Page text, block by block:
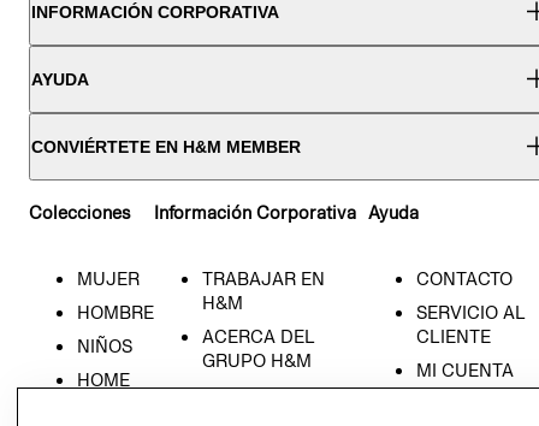
INFORMACIÓN CORPORATIVA
AYUDA
CONVIÉRTETE EN H&M MEMBER
Colecciones
MUJER
HOMBRE
NIÑOS
HOME
Información Corporativa
TRABAJAR EN
H&M
ACERCA DEL
GRUPO H&M
RESPONSABILIDAD
Ayuda
CONTACTO
SERVICIO AL
CLIENTE
MI CUENTA